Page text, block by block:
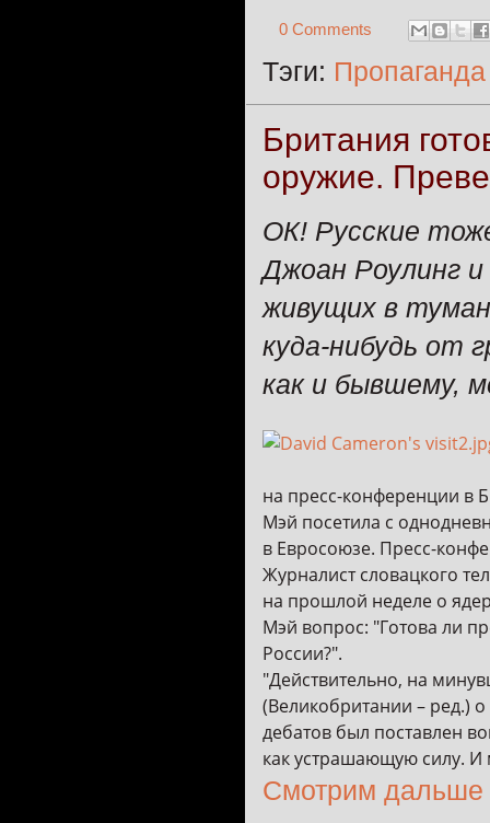
0 Comments
Тэги: Пропаганда
Британия
оружие.
ОК! Русские
Джоан Роулинг
живущих в
куда-нибудь от
как и бывшему,
на пресс-конференции в
Мэй посетила с
в Евросоюзе. Пресс-
Журналист словацкого
на прошлой неделе о
Мэй вопрос: "Готова ли
России?".
"Действительно, на
(Великобритании – ред.)
дебатов был поставлен
как устрашающую силу. И
Смотрим